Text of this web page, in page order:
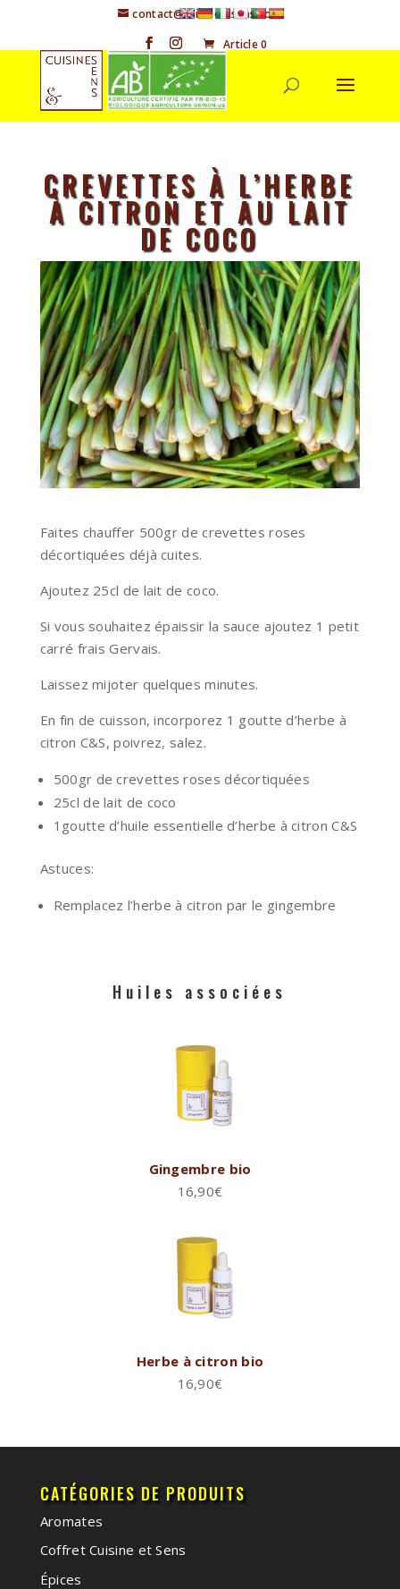
contact@cuisineetsens.com
Article 0
CREVETTES À L’HERBE
À CITRON ET AU LAIT
DE COCO
Faites chauffer 500gr de crevettes roses
décortiquées déjà cuites.
Ajoutez 25cl de lait de coco.
Si vous souhaitez épaissir la sauce ajoutez 1 petit
carré frais Gervais.
Laissez mijoter quelques minutes.
En fin de cuisson, incorporez 1 goutte d’herbe à
citron C&S, poivrez, salez.
500gr de crevettes roses décortiquées
25cl de lait de coco
1goutte d’huile essentielle d’herbe à citron C&S
Astuces:
Remplacez l’herbe à citron par le gingembre
Huiles associées
Gingembre bio
16,90€
Herbe à citron bio
16,90€
CATÉGORIES DE PRODUITS
Aromates
Coffret Cuisine et Sens
Épices